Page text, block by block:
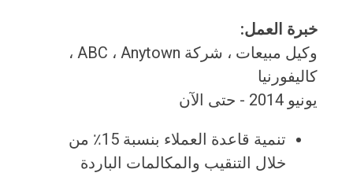
خبرة العمل:
وكيل مبيعات ، شركة ABC ، ​​Anytown ،
كاليفورنيا
يونيو 2014 - حتى الآن
تنمية قاعدة العملاء بنسبة 15٪ من
خلال التنقيب والمكالمات الباردة